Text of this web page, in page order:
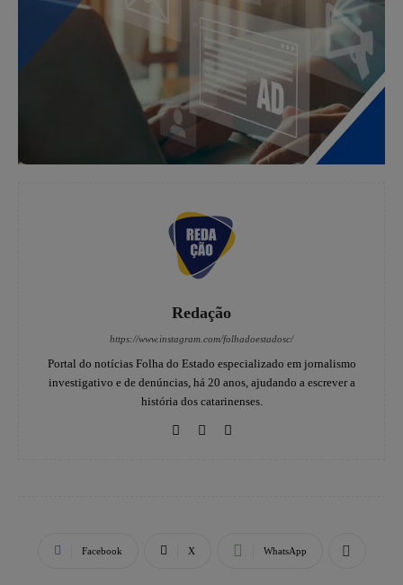
Redação
https://www.instagram.com/folhadoestadosc/
Portal do notícias Folha do Estado especializado em jornalismo
investigativo e de denúncias, há 20 anos, ajudando a escrever a
história dos catarinenses.
Facebook X WhatsApp